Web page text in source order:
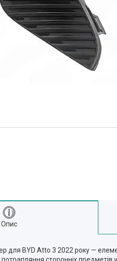
Опис
для BYD Atto 3 2022 року —